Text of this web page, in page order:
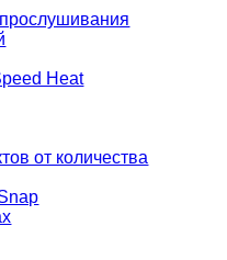
Heat
от количества